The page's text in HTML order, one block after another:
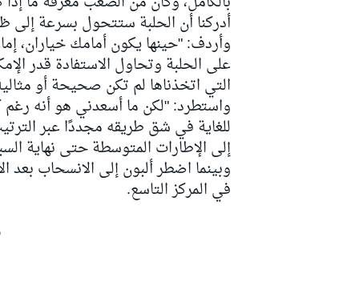
أدركنا أن الحلبة ستتحول بسرعة إلى
وأردف: "حينها يكون أمامك خياران،
على الحلبة وتحاول الاستفادة قدر
التي اتخذناها لم تكن صحيحة أو
واستطرد: "لكن ما أسعدني هو أنه رغم
للغاية في شق طريقه مجددًا عبر
إلى الإطارات المتوسطة حتى نهاية
وبينما اضطر ألبون إلى الانسحاب بعد
في المركز التاسع.